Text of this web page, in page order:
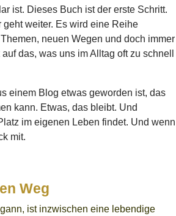
ist. Dieses Buch ist der erste Schritt.
geht weiter. Es wird eine Reihe
neuen Wegen und doch immer
das, was uns im Alltag oft zu schnell
einem Blog etwas geworden ist, das
kann. Etwas, das bleibt. Und
im eigenen Leben findet. Und wenn
mit.
Weg
ist inzwischen eine lebendige